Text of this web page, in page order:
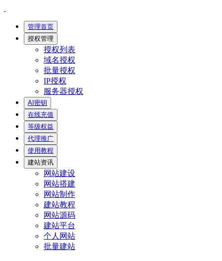
管理首页
授权管理
授权列表
域名授权
批量授权
IP授权
服务器授权
AI密钥
在线充值
等级权益
代理推广
使用教程
建站资讯
网站建设
网站搭建
网站制作
建站教程
网站源码
建站平台
个人网站
批量建站